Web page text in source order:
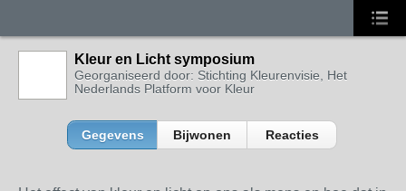
Kleur en Licht symposium
Georganiseerd door: Stichting Kleurenvisie, Het
Nederlands Platform voor Kleur
Gegevens Bijwonen Reacties